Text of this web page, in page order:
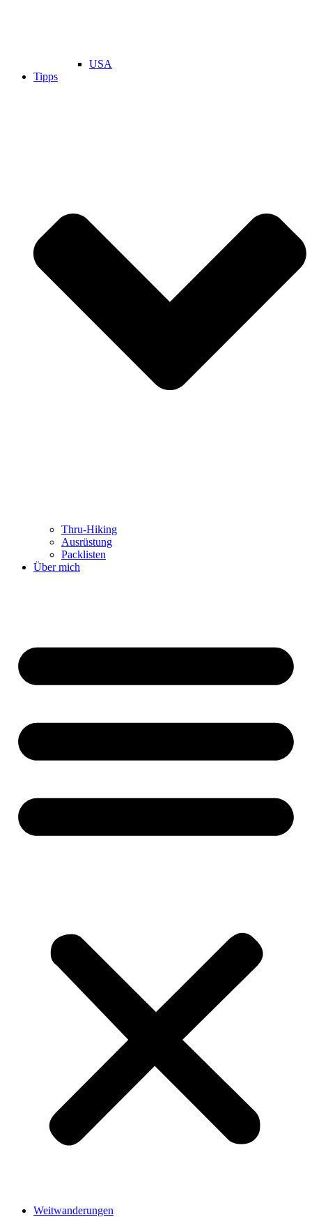
USA
Tipps
Thru-Hiking
Ausrüstung
Packlisten
Über mich
Weitwanderungen